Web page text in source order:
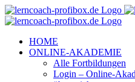
Zum
Inhalt
Facebook
YouTube
Instagram
LinkedIn
Telefon
E-
Mail
HOME
ONLINE-AKADEMIE
Alle Fortbildungen
Login – Online-